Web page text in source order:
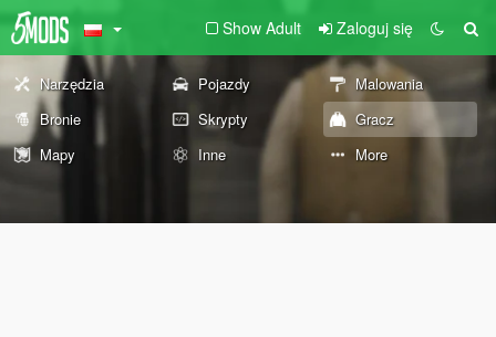
Show Adult Zaloguj się
Narzędzia Pojazdy
Malowania
Bronie
Skrypty
Gracz
Mapy
Inne More